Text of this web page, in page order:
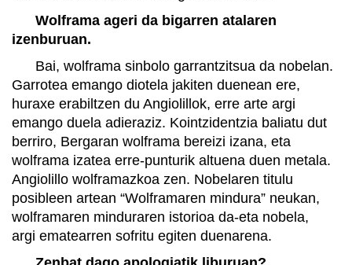
Wolframa ageri da bigarren atalaren
izenburuan.
Bai, wolframa sinbolo garrantzitsua da nobelan.
Garrotea emango diotela jakiten duenean ere,
huraxe erabiltzen du Angiolillok, erre arte argi
emango duela adieraziz. Kointzidentzia baliatu dut
berriro, Bergaran wolframa bereizi izana, eta
wolframa izatea erre-punturik altuena duen metala.
Angiolillo wolframazkoa zen. Nobelaren titulu
posibleen artean “Wolframaren mindura” neukan,
wolframaren minduraren istorioa da-eta nobela,
argi ematearren sofritu egiten duenarena.